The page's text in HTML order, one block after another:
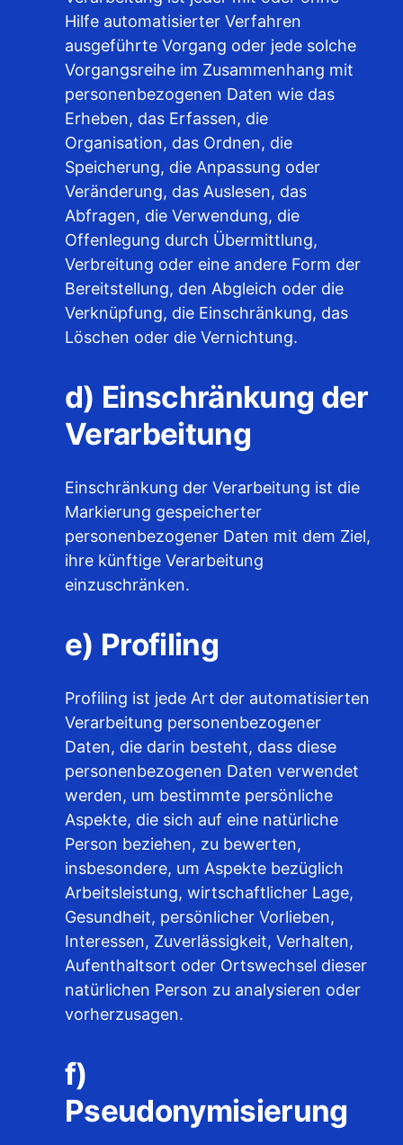
Hilfe automatisierter Verfahren
ausgeführte Vorgang oder jede solche
Vorgangsreihe im Zusammenhang mit
personenbezogenen Daten wie das
Erheben, das Erfassen, die
Organisation, das Ordnen, die
Speicherung, die Anpassung oder
Veränderung, das Auslesen, das
Abfragen, die Verwendung, die
Offenlegung durch Übermittlung,
Verbreitung oder eine andere Form der
Bereitstellung, den Abgleich oder die
Verknüpfung, die Einschränkung, das
Löschen oder die Vernichtung.
d) Einschränkung der
Verarbeitung
Einschränkung der Verarbeitung ist die
Markierung gespeicherter
personenbezogener Daten mit dem Ziel,
ihre künftige Verarbeitung
einzuschränken.
e) Profiling
Profiling ist jede Art der automatisierten
Verarbeitung personenbezogener
Daten, die darin besteht, dass diese
personenbezogenen Daten verwendet
werden, um bestimmte persönliche
Aspekte, die sich auf eine natürliche
Person beziehen, zu bewerten,
insbesondere, um Aspekte bezüglich
Arbeitsleistung, wirtschaftlicher Lage,
Gesundheit, persönlicher Vorlieben,
Interessen, Zuverlässigkeit, Verhalten,
Aufenthaltsort oder Ortswechsel dieser
natürlichen Person zu analysieren oder
vorherzusagen.
f)
Pseudonymisierung